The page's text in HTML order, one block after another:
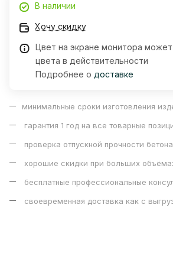
В наличии
Хочу скидку
Цвет на экране монитора может
цвета в действительности
Подробнее о доставке
минимальные сроки изготовления
гарантия 1 год на все товарные
проверка отпускной прочности
хорошие скидки при больших
бесплатные профессиональные
своевременная доставка как с